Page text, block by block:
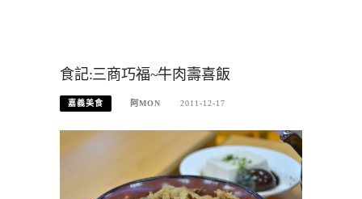
食記:三商巧福~牛肉壽喜飯
嘉義美食 阿MON 2011-12-17